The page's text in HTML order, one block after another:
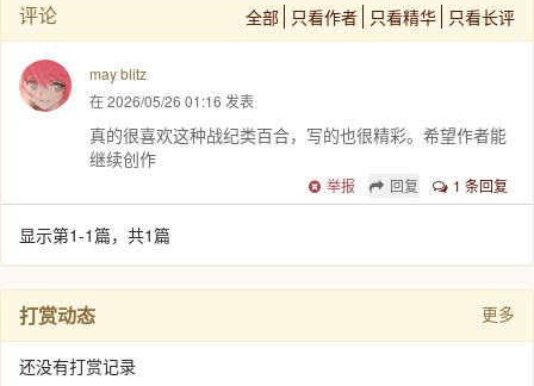
评论 全部 只看作者 只看精华 只看长评
may blitz
在 2026/05/26 01:16 发表
真的很喜欢这种战纪类百合，写的也很精彩。希望作者能
继续创作
1 条回复
回复
举报
显示第1-1篇，共1篇
打赏动态 更多
还没有打赏记录